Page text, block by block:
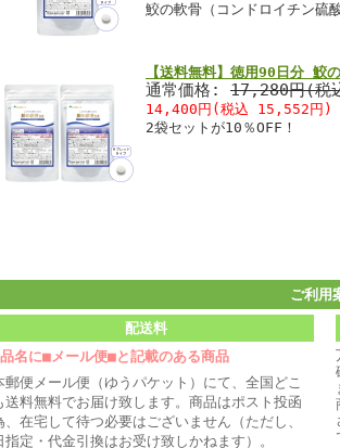
鮫の軟骨（コンドロイチン硫
【送料無料】徳用90日分 鮫
通常価格: 17,280円(税
14,400円(税込 15,552円)
2袋セットが10％OFF！
ご利用
配送料
名に■メール便■と記載のある商品
郵便メール便（ゆうパケット）にて、全国どこ
送料無料でお届け致します。商品はポスト投函
、在宅して待つ必要はございません（ただし、
指定・代金引換はお受け致しかねます）。